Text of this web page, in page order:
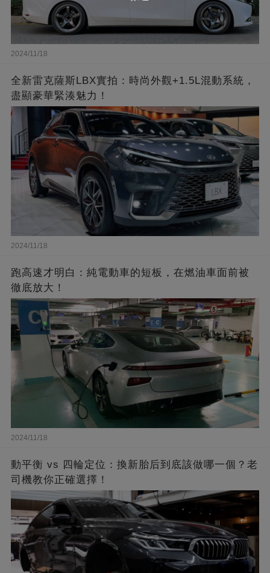
2024/11/18
全新雷克薩斯LBX實拍：時尚外觀+1.5L混動系統，
盡顯豪華緊湊魅力！
2024/11/18
跑高速才明白：純電動車的短板，在燃油車面前被
徹底放大！
2024/11/18
動平衡 vs 四輪定位：換新胎后到底該做哪一個？老
司機教你正確選擇！